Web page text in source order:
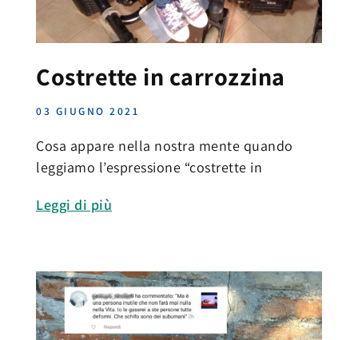
Costrette in carrozzina
03 GIUGNO 2021
Cosa appare nella nostra mente quando
leggiamo l’espressione “costrette in
Leggi di più